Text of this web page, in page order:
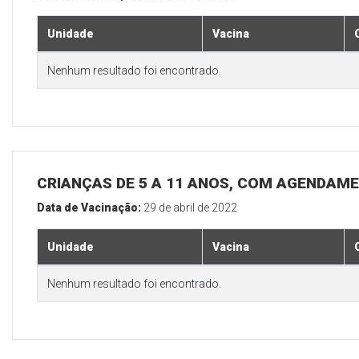
Unidade Vacina
Nenhum resultado foi encontrado.
CRIANÇAS DE 5 A 11 ANOS, COM
Data de Vacinação: 29 de abril de 2022
Unidade Vacina
Nenhum resultado foi encontrado.